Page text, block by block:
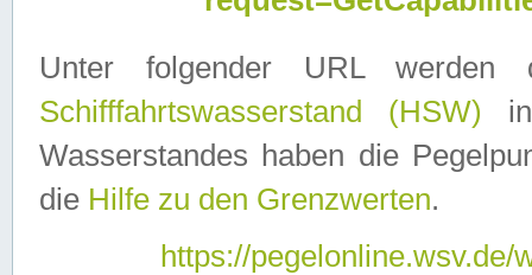
Unter folgender URL
Schifffahrtswasserstand (HSW)
Wasserstandes haben die
die Hilfe zu den Grenzwerten.
https://